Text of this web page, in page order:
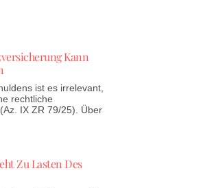
Kann
ist es irrelevant,
rechtliche
IX ZR 79/25). Über
Zu Lasten Des